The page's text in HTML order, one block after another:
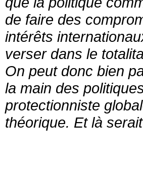
de faire des
intérêts
verser dans le
On peut donc bien
la main des
protectionniste
théorique. Et là